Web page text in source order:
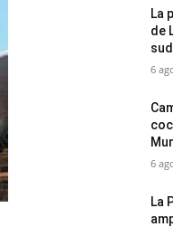
La
de
6
6
La